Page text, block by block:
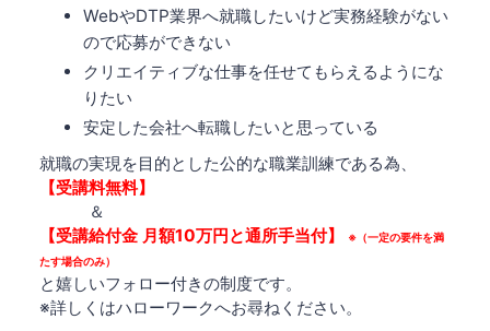
WebやDTP業界へ就職したいけど実務経験がない
ので応募ができない
クリエイティブな仕事を任せてもらえるようにな
りたい
安定した会社へ転職したいと思っている
就職の実現を目的とした公的な職業訓練である為、
【受講料無料】
＆
【受講給付金 月額10万円と通所手当付】
※（一定の要件を満
たす場合のみ）
と嬉しいフォロー付きの制度です。
※詳しくはハローワークへお尋ねください。